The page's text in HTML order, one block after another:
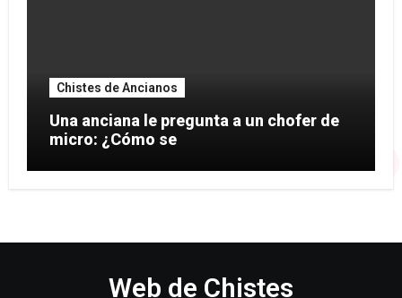
Chistes de Ancianos
Una anciana le pregunta a un chofer de
micro: ¿Cómo se
Web de Chistes